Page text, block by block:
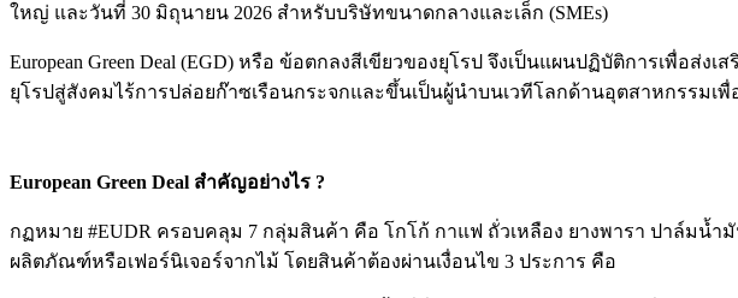
ใหญ่ และวันที่ 30 มิถุนายน 2026 สำหรับบริษัทขนาดกลางและเล็ก (SMEs)
European Green Deal (EGD) หรือ ข้อตกลงสีเขียวของยุโรป จึงเป็นแผนปฏิบัติการเพื่อ
ยุโรปสู่สังคมไร้การปล่อยก๊าซเรือนกระจกและขึ้นเป็นผู้นำบนเวทีโลกด้านอุตสาหกรรมเ
European Green Deal สำคัญอย่างไร ?
กฏหมาย #EUDR ครอบคลุม 7 กลุ่มสินค้า คือ โกโก้ กาแฟ ถั่วเหลือง ยางพารา ปาล์ม
ผลิตภัณฑ์หรือเฟอร์นิเจอร์จากไม้ โดยสินค้าต้องผ่านเงื่อนไข 3 ประการ คือ